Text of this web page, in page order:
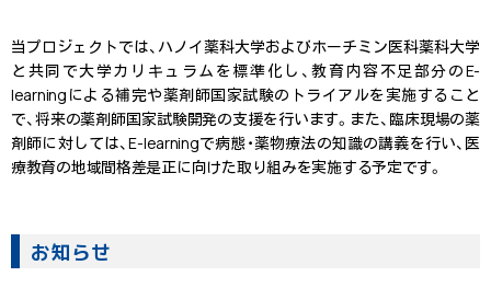
当プロジェクトでは、ハノイ薬科大学およびホーチミン医科薬科大学
と共同で大学カリキュラムを標準化し、教育内容不足部分のE-
learningによる補完や薬剤師国家試験のトライアルを実施すること
で、将来の薬剤師国家試験開発の支援を行います。また、臨床現場の薬
剤師に対しては、E-learningで病態・薬物療法の知識の講義を行い、医
療教育の地域間格差是正に向けた取り組みを実施する予定です。
お知らせ